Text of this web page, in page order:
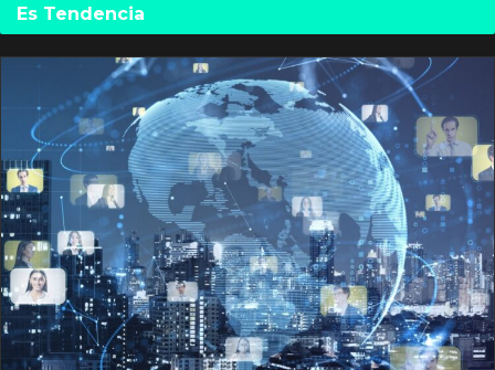
Es Tendencia